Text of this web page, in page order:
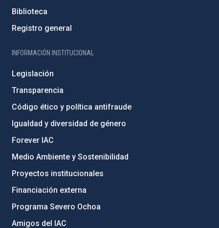
Biblioteca
Registro general
INFORMACIÓN INSTITUCIONAL
Legislación
Transparencia
Código ético y política antifraude
Igualdad y diversidad de género
Forever IAC
Medio Ambiente y Sostenibilidad
Proyectos institucionales
Financiación externa
Programa Severo Ochoa
Amigos del IAC